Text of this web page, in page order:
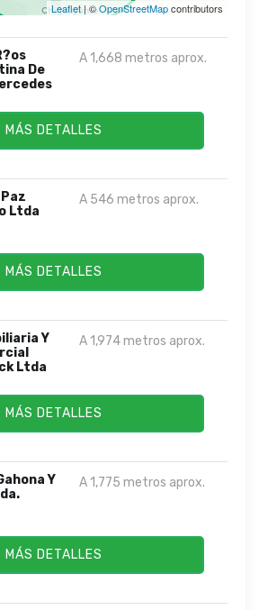
Leaflet| ©OpenStreetMapcontributors
De
A 1,668 metros aprox.
MÁS DETALLES
Paz
Ltda
A 546 metros aprox.
MÁS DETALLES
Y
Ltda
A 1,974 metros aprox.
MÁS DETALLES
Y
A 1,775 metros aprox.
MÁS DETALLES